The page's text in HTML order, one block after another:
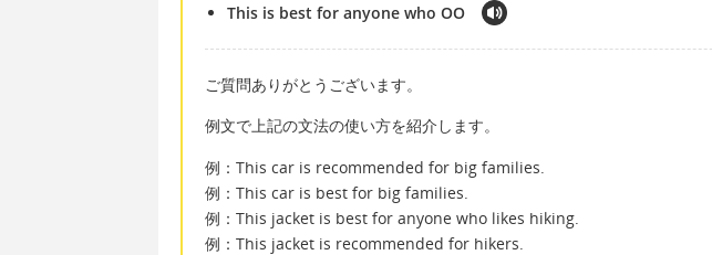
This is best for anyone who OO
ご質問ありがとうございます。
例文で上記の文法の使い方を紹介します。
例：This car is recommended for big families.
例：This car is best for big families.
例：This jacket is best for anyone who likes hiking.
例：This jacket is recommended for hikers.